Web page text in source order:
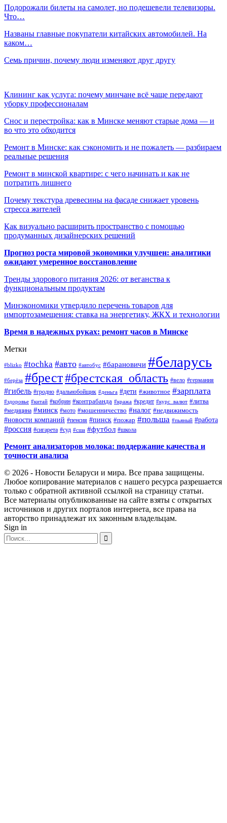
Подорожали билеты на самолет, но подешевели телевизоры.
Что…
Названы главные покупатели китайских автомобилей. На
каком…
Семь причин, почему люди изменяют друг другу
Клининг как услуга: почему минчане всё чаще передают
уборку профессионалам
Снос и перестройка: как в Минске меняют старые дома — и
во что это обходится
Ремонт в Минске: как сэкономить и не пожалеть — разбираем
реальные решения
Ремонт в минской квартире: с чего начинать и как не
потратить лишнего
Почему текстура древесины на фасаде снижает уровень
стресса жителей
Как визуально расширить пространство с помощью
продуманных дизайнерских решений
Прогноз роста мировой экономики улучшен: аналитики
ожидают умеренное восстановление
Тренды здорового питания 2026: от веганства к
функциональным продуктам
Минэкономики утвердило перечень товаров для
импортозамещения: ставка на энергетику, ЖКХ и технологии
Время в надежных руках: ремонт часов в Минске
Метки
#blizko #tochka #авто #автобус #барановичи #беларусь
#берёза #брест#брестская_область #вело #германия
#гибель #гродно #дальнобойщик #деньга #дети #животное #зарплата
#здоровье #китай #кобрин #контрабанда #кража #кредит #курс_валют #литва
#медицина #минск #мото #мошенничество #налог #недвижимость
#новости компаний #пенсия #пинск #пожар #польша #пьяный #работа
#россия #сигарета #суд #сша #футбол #школа
Ремонт анализаторов молока: поддержание качества и
точности анализа
© 2026 - Новости Беларуси и мира. Все права защищены.
Любое копирование материалов с нашего ресурса разрешается
только с обратной активной ссылкой на страницу статьи.
Все материалы опубликованные на сайте взяты с открытых
источников и других порталов интернета, все права на
авторство принадлежат их законным владельцам.
Sign in